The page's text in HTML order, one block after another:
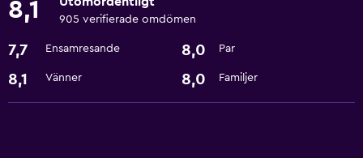
Grundläggande bekvämligheter
Gratis WiFi
8,1 905 verifierade omdömen
7,7 Ensamresande 8,0 Par
8,1 Vänner 8,0 Familjer